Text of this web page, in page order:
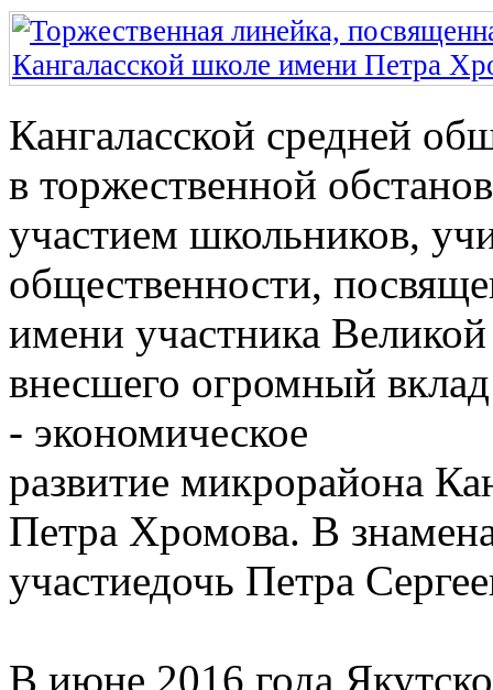
Кангаласской средней
в торжественной
участием школьников,
общественности,
имени участника
внесшего огромный
- экономическое
развитие микрорайона
Петра Хромова. В
участиедочь Петра
В июне 2016 года